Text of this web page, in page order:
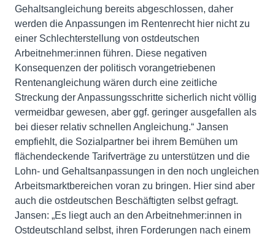
Gehaltsangleichung bereits abgeschlossen, daher
werden die Anpassungen im Rentenrecht hier nicht zu
einer Schlechterstellung von ostdeutschen
Arbeitnehmer:innen führen. Diese negativen
Konsequenzen der politisch vorangetriebenen
Rentenangleichung wären durch eine zeitliche
Streckung der Anpassungsschritte sicherlich nicht völlig
vermeidbar gewesen, aber ggf. geringer ausgefallen als
bei dieser relativ schnellen Angleichung.“ Jansen
empfiehlt, die Sozialpartner bei ihrem Bemühen um
flächendeckende Tarifverträge zu unterstützen und die
Lohn- und Gehaltsanpassungen in den noch ungleichen
Arbeitsmarktbereichen voran zu bringen. Hier sind aber
auch die ostdeutschen Beschäftigten selbst gefragt.
Jansen: „Es liegt auch an den Arbeitnehmer:innen in
Ostdeutschland selbst, ihren Forderungen nach einem